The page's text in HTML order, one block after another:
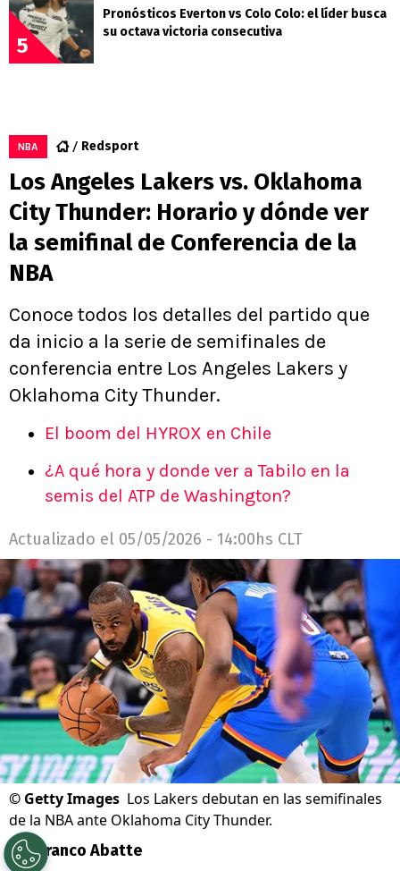
5
Pronósticos Everton vs Colo Colo: el líder busca
su octava victoria consecutiva
NBA Redsport
Los Angeles Lakers vs. Oklahoma
City Thunder: Horario y dónde ver
la semifinal de Conferencia de la
NBA
Conoce todos los detalles del partido que
da inicio a la serie de semifinales de
conferencia entre Los Angeles Lakers y
Oklahoma City Thunder.
El boom del HYROX en Chile
¿A qué hora y donde ver a Tabilo en la
semis del ATP de Washington?
Actualizado el 05/05/2026 - 14:00hs CLT
© Getty Images Los Lakers debutan en las semifinales
de la NBA ante Oklahoma City Thunder.
Por Franco Abatte